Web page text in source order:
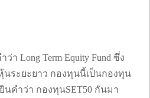
า Long Term Equity Fund ซึ่ง
นระยะยาว กองทุนนี้เป็นกองทุน
นคำว่า กองทุนSET50 กันมา